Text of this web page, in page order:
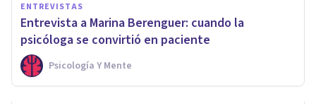
ENTREVISTAS
Entrevista a Marina Berenguer: cuando la
psicóloga se convirtió en paciente
Psicología Y Mente